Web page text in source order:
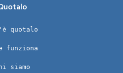
quotalo
funziona
siamo